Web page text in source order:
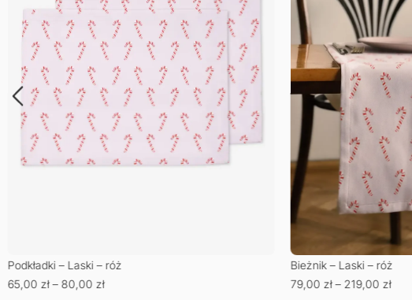
Podkładki – Laski – róż
65,00 zł – 80,00 zł
Bieżnik – Laski – róż
79,00 zł – 219,00 zł